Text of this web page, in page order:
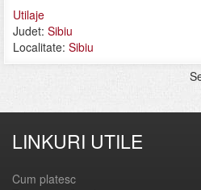
Utilaje
Judet: Sibiu
Localitate: Sibiu
LINKURI UTILE
Cum platesc